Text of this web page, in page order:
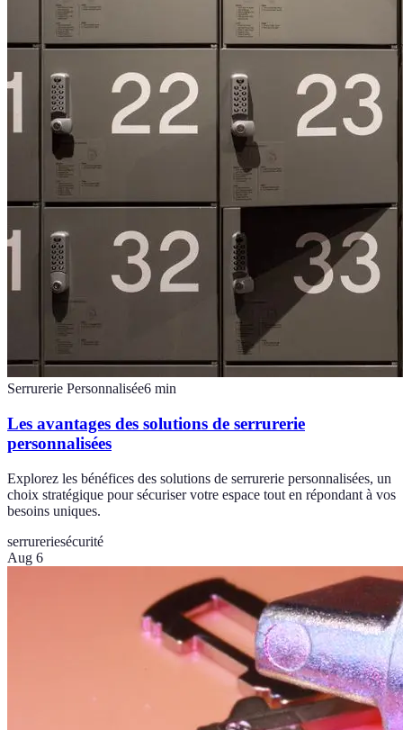
Serrurerie Personnalisée6 min
Les avantages des solutions de serrurerie
personnalisées
Explorez les bénéfices des solutions de serrurerie personnalisées, un
choix stratégique pour sécuriser votre espace tout en répondant à vos
besoins uniques.
serrureriesécurité
Aug 6